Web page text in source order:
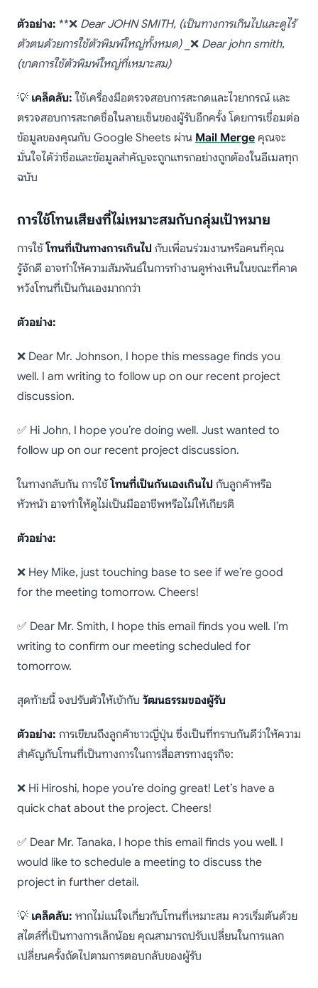
ตัวอย่าง: **❌ Dear JOHN SMITH, (เป็นทางการเกินไปและดูไร้
ตัวตนด้วยการใช้ตัวพิมพ์ใหญ่ทั้งหมด)_❌ Dear john smith,
(ขาดการใช้ตัวพิมพ์ใหญ่ที่เหมาะสม)
💡 เคล็ดลับ: ใช้เครื่องมือตรวจสอบการสะกดและไวยากรณ์ และ
ตรวจสอบการสะกดชื่อในลายเซ็นของผู้รับอีกครั้ง โดยการเชื่อมต่อ
ข้อมูลของคุณกับ Google Sheets ผ่าน Mail Merge คุณจะ
มั่นใจได้ว่าชื่อและข้อมูลสำคัญจะถูกแทรกอย่างถูกต้องในอีเมลทุก
ฉบับ
การใช้โทนเสียงที่ไม่เหมาะสมกับกลุ่มเป้าหมาย
การใช้โทนที่เป็นทางการเกินไป กับเพื่อนร่วมงานหรือคนที่คุณ
รู้จักดี อาจทำให้ความสัมพันธ์ในการทำงานดูห่างเหินในขณะที่คาด
หวังโทนที่เป็นกันเองมากกว่า
ตัวอย่าง:
❌ Dear Mr. Johnson, I hope this message finds you
well. I am writing to follow up on our recent project
discussion.
✅ Hi John, I hope you’re doing well. Just wanted to
follow up on our recent project discussion.
ในทางกลับกัน การใช้โทนที่เป็นกันเองเกินไป กับลูกค้าหรือ
หัวหน้า อาจทำให้ดูไม่เป็นมืออาชีพหรือไม่ให้เกียรติ
ตัวอย่าง:
❌ Hey Mike, just touching base to see if we’re good
for the meeting tomorrow. Cheers!
✅ Dear Mr. Smith, I hope this email finds you well. I’m
writing to confirm our meeting scheduled for
tomorrow.
สุดท้ายนี้ จงปรับตัวให้เข้ากับ วัฒนธรรมของผู้รับ
ตัวอย่าง: การเขียนถึงลูกค้าชาวญี่ปุ่น ซึ่งเป็นที่ทราบกันดีว่าให้ความ
สำคัญกับโทนที่เป็นทางการในการสื่อสารทางธุรกิจ:
❌ Hi Hiroshi, hope you’re doing great! Let’s have a
quick chat about the project. Cheers!
✅ Dear Mr. Tanaka, I hope this email finds you well. I
would like to schedule a meeting to discuss the
project in further detail.
💡 เคล็ดลับ: หากไม่แน่ใจเกี่ยวกับโทนที่เหมาะสม ควรเริ่มต้นด้วย
สไตล์ที่เป็นทางการเล็กน้อย คุณสามารถปรับเปลี่ยนในการแลก
เปลี่ยนครั้งถัดไปตามการตอบกลับของผู้รับ